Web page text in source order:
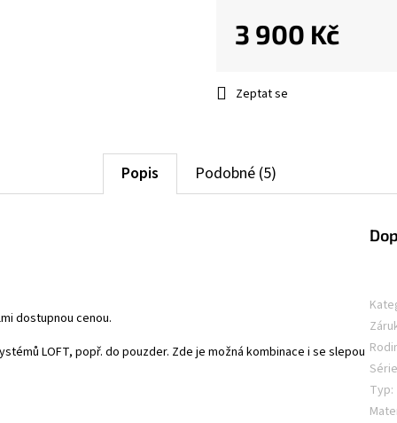
Zeptat se
3 900 Kč
Popis Podobné (5)
dostupnou cenou.
LOFT, popř. do pouzder. Zde je možná kombinace i se slepou
Typ: